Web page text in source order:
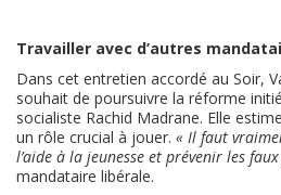
Travailler avec d’autres
Dans cet entretien accordé au Soir,
souhait de poursuivre la réforme
socialiste Rachid Madrane. Elle
un rôle crucial à jouer. « Il faut
l’aide à la jeunesse et prévenir les
mandataire libérale.